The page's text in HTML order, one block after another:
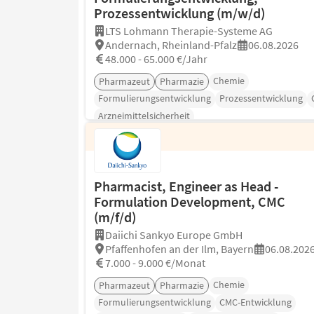
Prozessentwicklung (m/w/d)
LTS Lohmann Therapie-Systeme AG
Andernach, Rheinland-Pfalz
06.08.2026
48.000 - 65.000 €/Jahr
Pharmazeut Pharmazie
Chemie
Formulierungsentwicklung
Prozessentwicklung
Arzneimittelsicherheit
Pharmacist, Engineer as Head -
Formulation Development, CMC
(m/f/d)
Daiichi Sankyo Europe GmbH
Pfaffenhofen an der Ilm, Bayern
7.000 - 9.000 €/Monat
Pharmazeut Pharmazie
Chemie
Formulierungsentwicklung
CMC-Entwicklung